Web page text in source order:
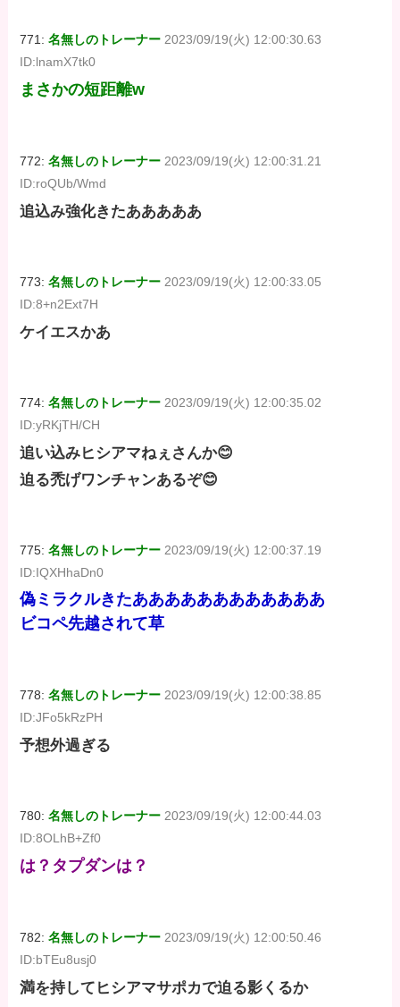
771:名無しのトレーナー 2023/09/19(火) 12:00:30.63
ID:lnamX7tk0
まさかの短距離w
772:名無しのトレーナー 2023/09/19(火) 12:00:31.21
ID:roQUb/Wmd
追込み強化きたあああああ
773:名無しのトレーナー 2023/09/19(火) 12:00:33.05
ID:8+n2Ext7H
ケイエスかあ
774:名無しのトレーナー 2023/09/19(火) 12:00:35.02
ID:yRKjTH/CH
追い込みヒシアマねぇさんか😊
迫る禿げワンチャンあるぞ😊
775:名無しのトレーナー 2023/09/19(火) 12:00:37.19
ID:IQXHhaDn0
偽ミラクルきたああああああああああああ
ビコペ先越されて草
778:名無しのトレーナー 2023/09/19(火) 12:00:38.85
ID:JFo5kRzPH
予想外過ぎる
780:名無しのトレーナー 2023/09/19(火) 12:00:44.03
ID:8OLhB+Zf0
は？タプダンは？
782:名無しのトレーナー 2023/09/19(火) 12:00:50.46
ID:bTEu8usj0
満を持してヒシアマサポカで迫る影くるか